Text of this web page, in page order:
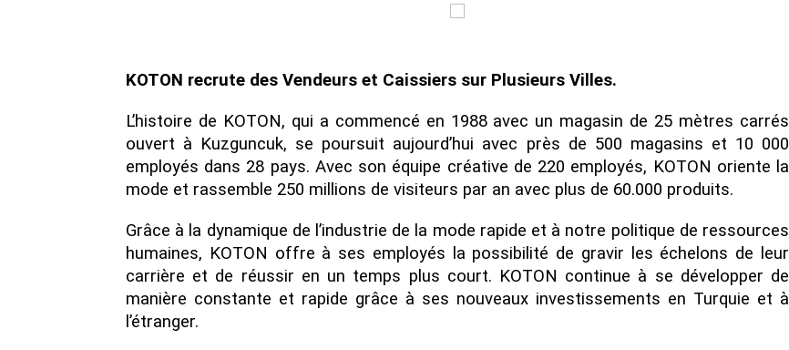
KOTON recrute des Vendeurs et Caissiers sur Plusieurs Villes.
L’histoire de KOTON, qui a commencé en 1988 avec un magasin de 25 mètres carrés
ouvert à Kuzguncuk, se poursuit aujourd’hui avec près de 500 magasins et 10 000
employés dans 28 pays. Avec son équipe créative de 220 employés, KOTON oriente la
mode et rassemble 250 millions de visiteurs par an avec plus de 60.000 produits.
Grâce à la dynamique de l’industrie de la mode rapide et à notre politique de ressources
humaines, KOTON offre à ses employés la possibilité de gravir les échelons de leur
carrière et de réussir en un temps plus court. KOTON continue à se développer de
manière constante et rapide grâce à ses nouveaux investissements en Turquie et à
l’étranger.